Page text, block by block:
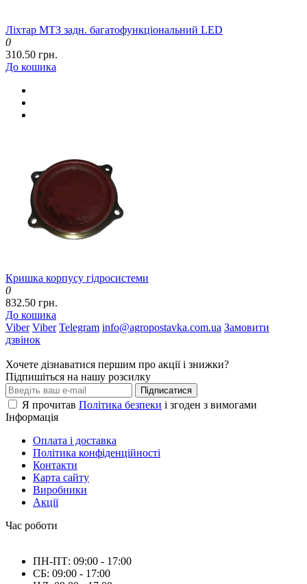
Ліхтар МТЗ задн. багатофункціональний LED
0
310.50 грн.
До кошика
Кришка корпусу гідросистеми
0
832.50 грн.
До кошика
Viber Viber Telegram info@agropostavka.com.ua Замовити
дзвінок
Хочете дізнаватися першим про акції і знижки?
Підпишіться на нашу розсилку
Підписатися
Я прочитав Політика безпеки і згоден з вимогами
Інформація
Оплата і доставка
Політика конфіденційності
Контакти
Карта сайту
Виробники
Акції
Час роботи
ПН-ПТ: 09:00 - 17:00
СБ: 09:00 - 17:00